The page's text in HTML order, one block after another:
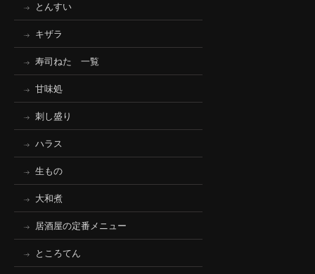
とんすい
キザラ
寿司ねた 一覧
甘味処
刺し盛り
ハラス
生もの
大和煮
居酒屋の定番メニュー
ところてん